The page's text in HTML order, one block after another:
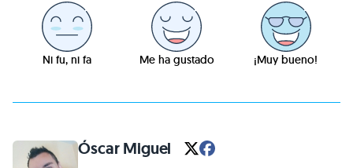
Ni fu, ni fa Me ha gustado ¡Muy bueno!
Óscar Miguel